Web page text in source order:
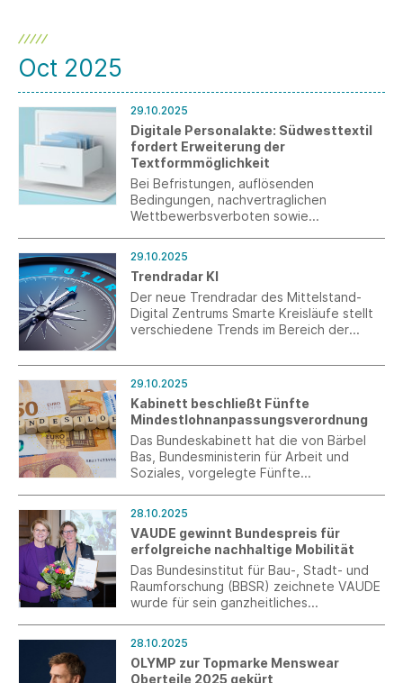
Oct 2025
29.10.2025
Digitale Personalakte: Südwesttextil
fordert Erweiterung der
Textformmöglichkeit
Bei Befristungen, auflösenden
Bedingungen, nachvertraglichen
Wettbewerbsverboten sowie
vollständigen Digitalisierung von
Personalakten nach wie vor im Wege.
Südwesttextil fordert deswegen eine
konsequente Entbürokratisierung.
29.10.2025
Trendradar KI
Der neue Trendradar des Mittelstand-
Digital Zentrums Smarte Kreisläufe stellt
verschiedene Trends im Bereich der
Avataren oder Bots über Explainable AI
(XAI) bis Generatives Design.
29.10.2025
Kabinett beschließt Fünfte
Mindestlohnanpassungsverordnung
Das Bundeskabinett hat die von Bärbel
Bas, Bundesministerin für Arbeit und
Soziales, vorgelegte Fünfte
Mindestlohn zum 1.1.2026 zunächst auf
13,90 € brutto je Zeitstunde angehoben
und steigt in einem weiteren Schritt zum
1.1.2027 auf 14,60 €.
28.10.2025
VAUDE gewinnt Bundespreis für
erfolgreiche nachhaltige Mobilität
Das Bundesinstitut für Bau-, Stadt- und
Raumforschung (BBSR) zeichnete VAUDE
wurde für sein ganzheitliches
„Arbeitswege gestalten. Mobil in
ländlichen Räumen“ aus.
28.10.2025
OLYMP zur Topmarke Menswear
Oberteile 2025 gekürt